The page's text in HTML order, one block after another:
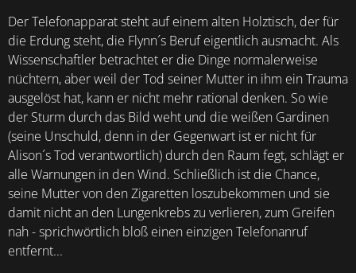
Der Telefonapparat steht auf einem alten Holztisch, der für
die Erdung steht, die Flynn´s Beruf eigentlich ausmacht. Als
Wissenschaftler betrachtet er die Dinge normalerweise
nüchtern, aber weil der Tod seiner Mutter in ihm ein Trauma
ausgelöst hat, kann er nicht mehr rational denken. So wie
der Sturm durch das Bild weht und die weißen Gardinen
(seine Unschuld, denn in der Gegenwart ist er nicht für
Alison´s Tod verantwortlich) durch den Raum fegt, schlägt er
alle Warnungen in den Wind. Schließlich ist die Chance,
seine Mutter von den Zigaretten loszubekommen und sie
damit nicht an den Lungenkrebs zu verlieren, zum Greifen
nah - sprichwörtlich bloß einen einzigen Telefonanruf
entfernt...